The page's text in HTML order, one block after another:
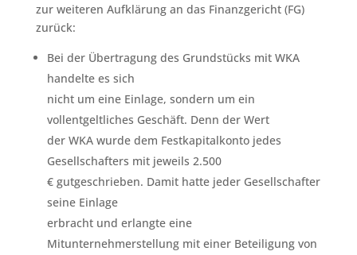
zur weiteren Aufklärung an das Finanzgericht (FG)
zurück:
Bei der Übertragung des Grundstücks mit WKA
handelte es sich
nicht um eine Einlage, sondern um ein
vollentgeltliches Geschäft. Denn der Wert
der WKA wurde dem Festkapitalkonto jedes
Gesellschafters mit jeweils 2.500
€ gutgeschrieben. Damit hatte jeder Gesellschafter
seine Einlage
erbracht und erlangte eine
Mitunternehmerstellung mit einer Beteiligung von